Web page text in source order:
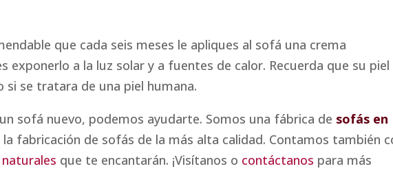
que cada seis meses le apliques al sofá una crema
exponerlo a la luz solar y a fuentes de calor. Recuerda que su piel
si se tratara de una piel humana.
sofá nuevo, podemos ayudarte. Somos una fábrica de sofás en
fabricación de sofás de la más alta calidad. Contamos también
que te encantarán. ¡Visítanos o contáctanos para más